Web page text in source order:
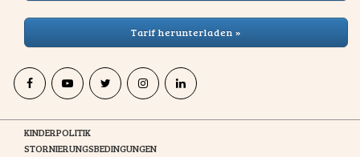
Tarif herunterladen »
KINDERPOLITIK
STORNIERUNGSBEDINGUNGEN